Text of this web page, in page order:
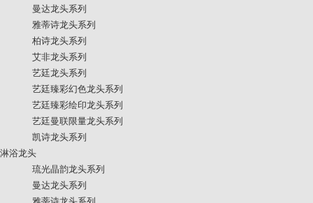
曼达龙头系列
雅蒂诗龙头系列
柏诗龙头系列
艾非龙头系列
艺廷龙头系列
艺廷臻彩幻色龙头系列
艺廷臻彩绘印龙头系列
艺廷曼联限量龙头系列
凯诗龙头系列
淋浴龙头
琉光晶韵龙头系列
曼达龙头系列